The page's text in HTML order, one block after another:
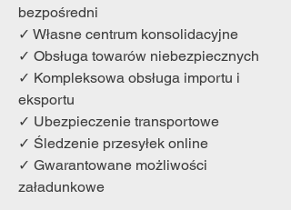
bezpośredni
✓ Własne centrum konsolidacyjne
✓ Obsługa towarów niebezpiecznych
✓ Kompleksowa obsługa importu i
eksportu
✓ Ubezpieczenie transportowe
✓ Śledzenie przesyłek online
✓ Gwarantowane możliwości
załadunkowe